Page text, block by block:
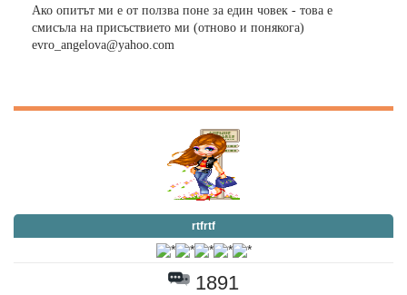
Ако опитът ми е от ползва поне за един човек - това е
смисъла на присъствието ми (отново и понякога)
evro_angelova@yahoo.com
rtfrtf
1891